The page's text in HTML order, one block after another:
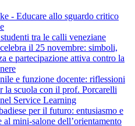
- Educare allo sguardo critico
studenti tra le calli veneziane
il 25 novembre: simboli,
e partecipazione attiva contro la
e funzione docente: riflessioni
la scuola con il prof. Porcarelli
Service Learning
per il futuro: entusiasmo e
al mini-salone dell’orientamento